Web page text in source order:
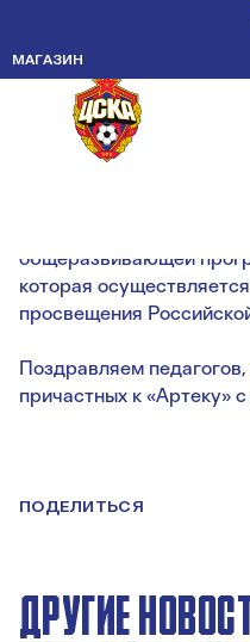
МАГАЗИНАРТЕКУ
За почти вековую
общеразвивающей
которая
просвещения
Поздравляем
причастных к «Артеку»
ПОДЕЛИТЬСЯ
ДРУГИЕ